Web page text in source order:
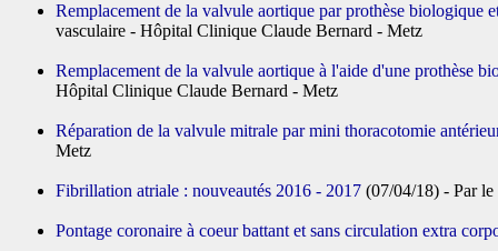
Remplacement de la valvule aortique par prothèse biologique
vasculaire - Hôpital Clinique Claude Bernard - Metz
Remplacement de la valvule aortique à l'aide d'une prothèse
Hôpital Clinique Claude Bernard - Metz
Réparation de la valvule mitrale par mini thoracotomie
Metz
Fibrillation atriale : nouveautés 2016 - 2017 (07/04/18) - Par
Pontage coronaire à coeur battant et sans circulation extra